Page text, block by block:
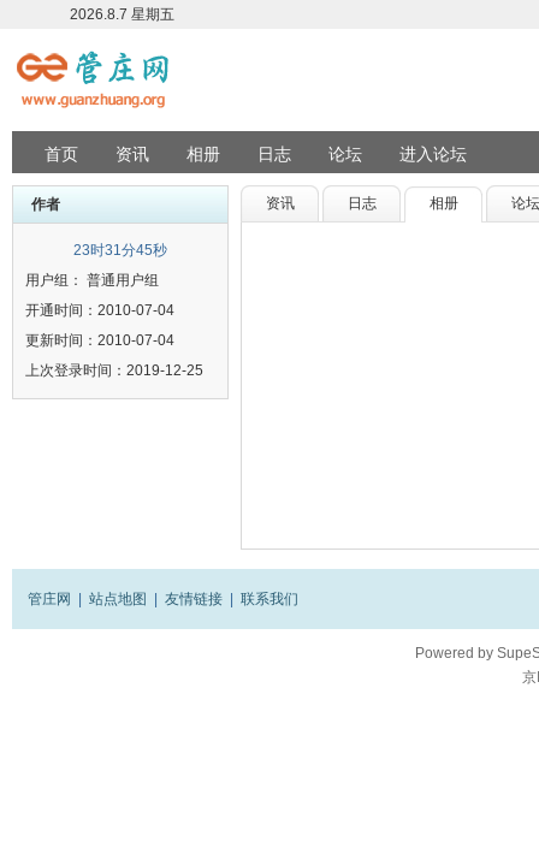
2026.8.7 星期五
首页 资讯 相册 日志 论坛 进入论坛
作者
23时31分45秒
用户组： 普通用户组
开通时间：2010-07-04
更新时间：2010-07-04
上次登录时间：2019-12-25
资讯 日志 相册 论坛
管庄网 站点地图 友情链接 联系我们
Powered by